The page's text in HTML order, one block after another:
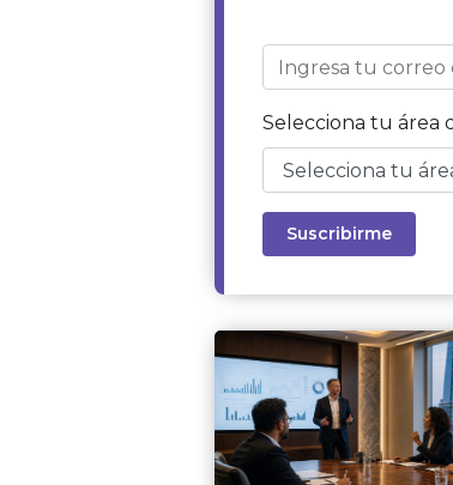
Selecciona tu área